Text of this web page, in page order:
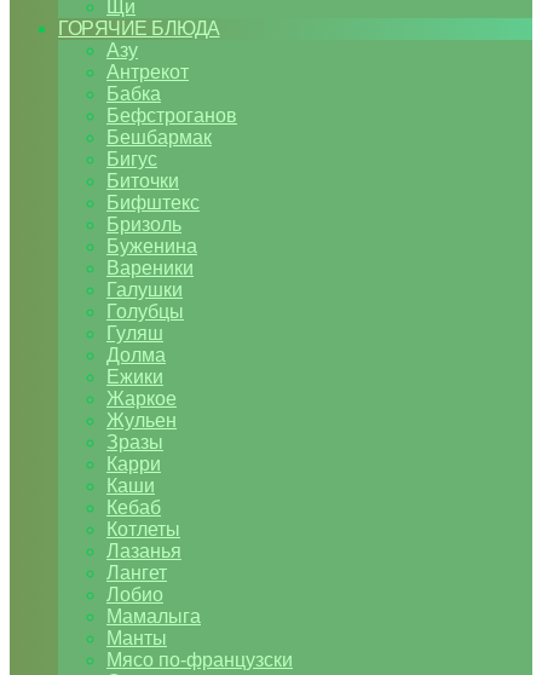
Щи
ГОРЯЧИЕ БЛЮДА
Азу
Антрекот
Бабка
Бефстроганов
Бешбармак
Бигус
Биточки
Бифштекс
Бризоль
Буженина
Вареники
Галушки
Голубцы
Гуляш
Долма
Ежики
Жаркое
Жульен
Зразы
Карри
Каши
Кебаб
Котлеты
Лазанья
Лангет
Лобио
Мамалыга
Манты
Мясо по-французски